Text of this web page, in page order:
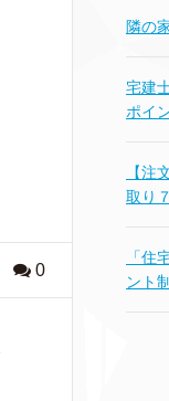
0
隣の
宅建
ポイ
【注
取り
「住
ント